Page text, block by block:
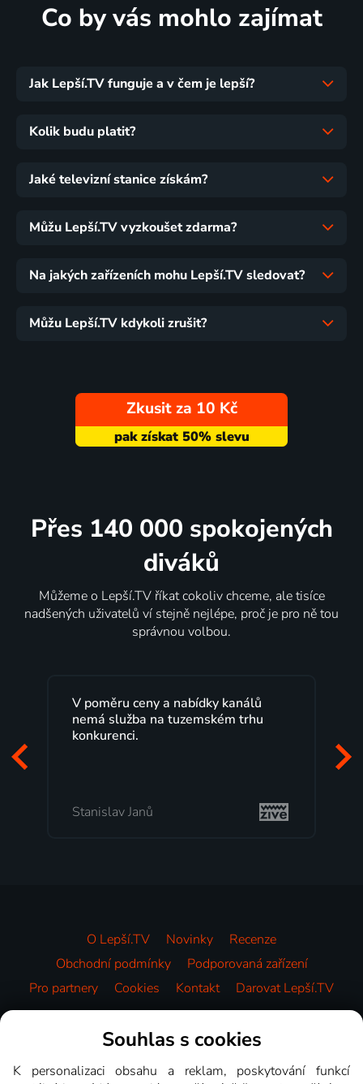
Co by vás mohlo zajímat
Jak Lepší.TV funguje a v čem je lepší?
Kolik budu platit?
Jaké televizní stanice získám?
Můžu Lepší.TV vyzkoušet zdarma?
Na jakých zařízeních mohu Lepší.TV sledovat?
Můžu Lepší.TV kdykoli zrušit?
Zkusit za 10 Kč
Přes 140 000 spokojených
diváků
Můžeme o Lepší.TV říkat cokoliv chceme, ale tisíce
nadšených uživatelů ví stejně nejlépe, proč je pro ně tou
správnou volbou.
V poměru ceny a nabídky kanálů
nemá služba na tuzemském trhu
konkurenci.
Stanislav Janů
O Lepší.TV Novinky
Recenze
Obchodní podmínky
Podporovaná zařízení
Pro partnery
Cookies Kontakt Darovat Lepší.TV
Videotéka
Souhlas s cookies
K personalizaci obsahu a reklam, poskytování funkcí